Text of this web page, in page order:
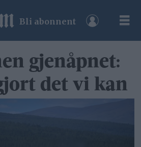
Bli abonnent
gjenåpnet:
det vi kan